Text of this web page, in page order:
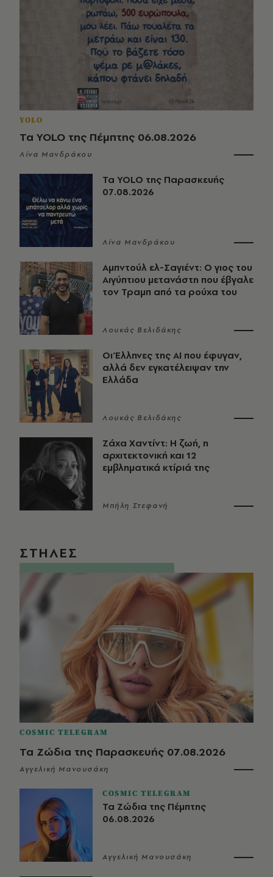
YOLO
Τα YOLO της Πέμπτης 06.08.2026
Λίνα Μανδράκου
Τα YOLO της Παρασκευής
07.08.2026
Λίνα Μανδράκου
Αμπντούλ ελ-Σαγιέντ: Ο γιος του
Αιγύπτιου μετανάστη που έβγαλε
τον Τραμπ από τα ρούχα του
Λουκάς Βελιδάκης
Οι Έλληνες της ΑΙ που έφυγαν,
αλλά δεν εγκατέλειψαν την
Ελλάδα
Λουκάς Βελιδάκης
Ζάχα Χαντίντ: Η ζωή, η
αρχιτεκτονική και 12
εμβληματικά κτίριά της
Μπήλη Στεφανή
ΣΤΗΛΕΣ
COSMIC TELEGRAM
Τα Ζώδια της Παρασκευής 07.08.2026
Αγγελική Μανουσάκη
COSMIC TELEGRAM
Τα Ζώδια της Πέμπτης
06.08.2026
Αγγελική Μανουσάκη